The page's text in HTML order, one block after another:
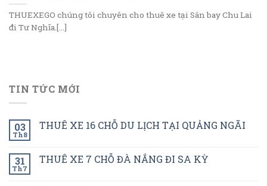
THUEXEGO chúng tôi chuyên cho thuê xe tại Sân bay Chu Lai
đi Tư Nghĩa.[...]
TIN TỨC MỚI
03
Th8
THUÊ XE 16 CHỖ DU LỊCH TẠI QUẢNG NGÃI
31
Th7
THUÊ XE 7 CHỖ ĐÀ NẮNG ĐI SA KỲ